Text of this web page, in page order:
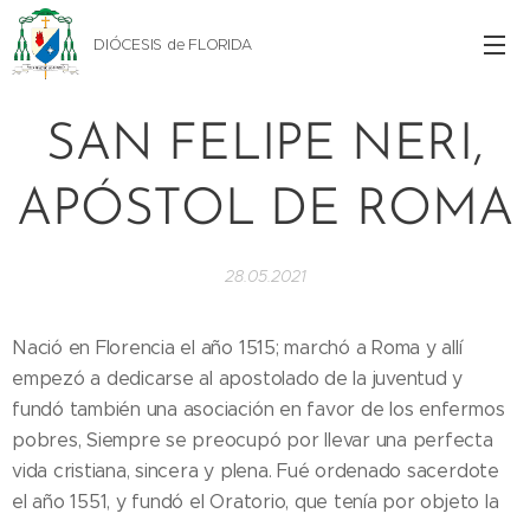
DIÓCESIS de FLORIDA
SAN FELIPE NERI,
APÓSTOL DE ROMA
28.05.2021
Nació en Florencia el año 1515; marchó a Roma y allí
empezó a dedicarse al apostolado de la juventud y
fundó también una asociación en favor de los enfermos
pobres, Siempre se preocupó por llevar una perfecta
vida cristiana, sincera y plena. Fué ordenado sacerdote
el año 1551, y fundó el Oratorio, que tenía por objeto la